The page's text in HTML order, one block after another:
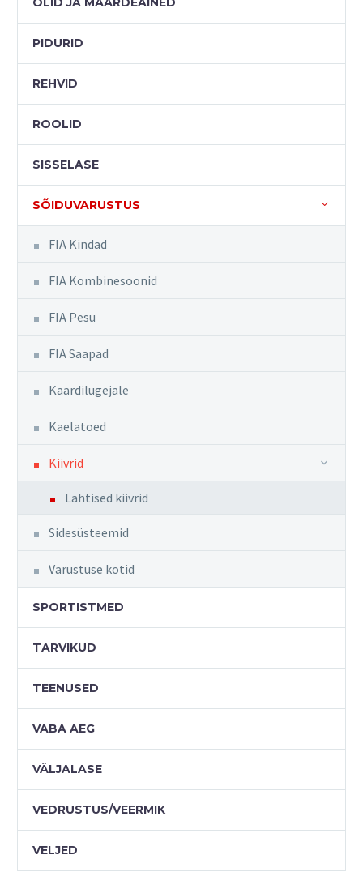
PIDURID
REHVID
ROOLID
SISSELASE
SÕIDUVARUSTUS
FIA Kindad
FIA Kombinesoonid
FIA Pesu
FIA Saapad
Kaardilugejale
Kaelatoed
Kiivrid
Lahtised kiivrid
Sidesüsteemid
Varustuse kotid
SPORTISTMED
TARVIKUD
TEENUSED
VABA AEG
VÄLJALASE
VEDRUSTUS/VEERMIK
VELJED